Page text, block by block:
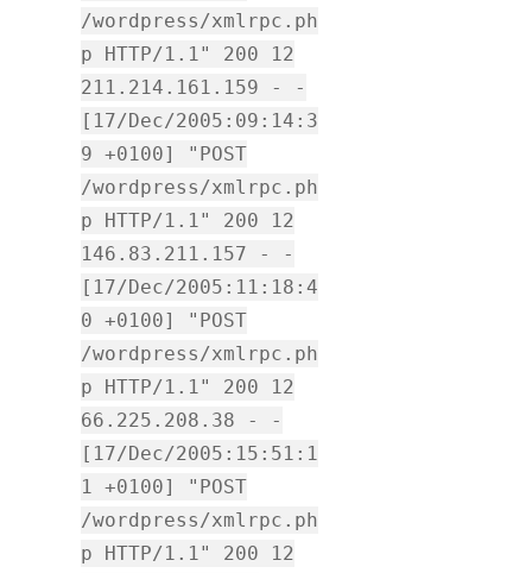
/wordpress/xmlrpc.ph
p HTTP/1.1" 200 12
211.214.161.159 - -
[17/Dec/2005:09:14:3
9 +0100] "POST
/wordpress/xmlrpc.ph
p HTTP/1.1" 200 12
146.83.211.157 - -
[17/Dec/2005:11:18:4
0 +0100] "POST
/wordpress/xmlrpc.ph
p HTTP/1.1" 200 12
66.225.208.38 - -
[17/Dec/2005:15:51:1
1 +0100] "POST
/wordpress/xmlrpc.ph
p HTTP/1.1" 200 12